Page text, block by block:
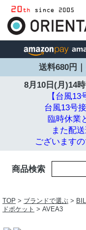
送料680円
8月10日(月)14
【台風13
台風13号
臨時休業
また配
ございます
商品検索
TOP > ブランドで選ぶ >
ドポケット > AVEA3